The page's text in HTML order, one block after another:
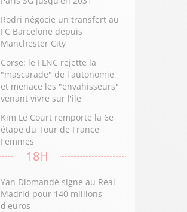
Rodri négocie un transfert au
FC Barcelone depuis
Manchester City
Corse: le FLNC rejette la
"mascarade" de l'autonomie
et menace les "envahisseurs"
venant vivre sur l'île
Kim Le Court remporte la 6e
étape du Tour de France
Femmes
18H
Yan Diomandé signe au Real
Madrid pour 140 millions
d'euros